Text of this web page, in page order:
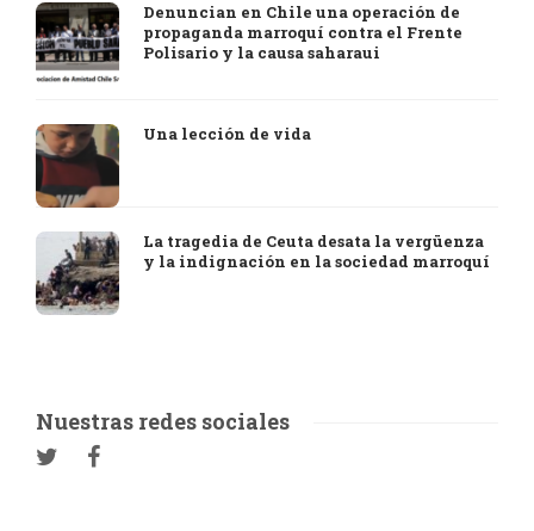
Denuncian en Chile una operación de
propaganda marroquí contra el Frente
Polisario y la causa saharaui
Una lección de vida
La tragedia de Ceuta desata la vergüenza
y la indignación en la sociedad marroquí
Nuestras redes sociales